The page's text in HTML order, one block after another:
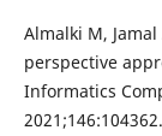
Almalki M,
perspective
Informatics